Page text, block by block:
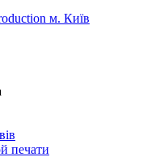
м. Київ
печати